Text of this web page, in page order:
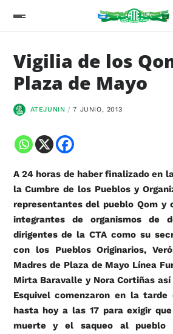
Vigilia de los
Plaza de Mayo
ATEJUNIN 7 JUNIO, 2013
A 24 horas de haber finalizado en
la Cumbre de los Pueblos y
representantes del pueblo Qom y
integrantes de organismos de
dirigentes de la CTA como su
con los Pueblos Originarios,
Madres de Plaza de Mayo Línea
Mirta Baravalle y Nora Cortiñas
Esquivel comenzaron en la
hasta hoy a las 17 para exigir
muerte y el saqueo al pueblo